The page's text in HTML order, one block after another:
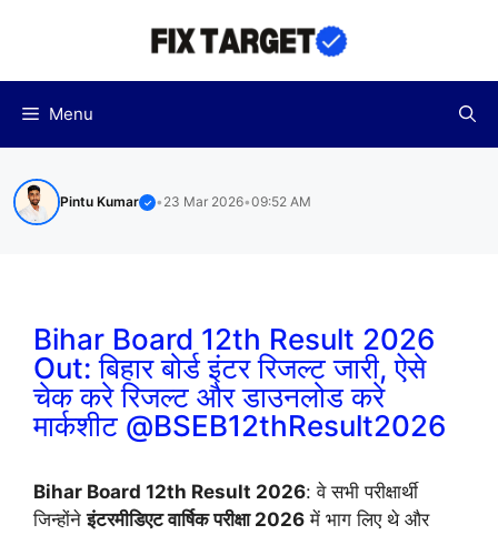
Menu
Pintu Kumar ✓ • 23 Mar 2026•09:52 AM
Bihar Board 12th Result 2026
Out: बिहार बोर्ड इंटर रिजल्ट जारी, ऐसे
चेक करे रिजल्ट और डाउनलोड करे
मार्कशीट @BSEB12thResult2026
Bihar Board 12th Result 2026: वे सभी परीक्षार्थी
जिन्होंनेइंटरमीडिएट वार्षिक परीक्षा 2026 में भाग लिए थे और